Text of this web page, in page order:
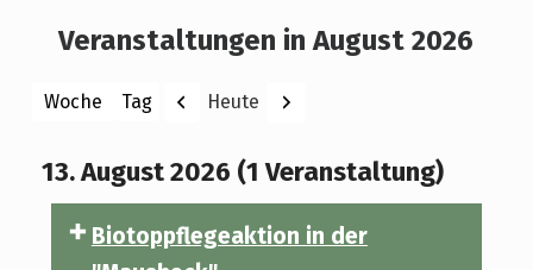
Veranstaltungen in August 2026
Woche Tag
Monat
Jahr
Zurück
Heute Weiter
13. August 2026 (1 Veranstaltung)
Biotoppflegeaktion in der